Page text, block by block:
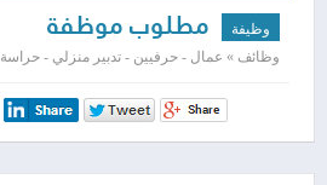
وظيفة مطلوب موظفة
وظائف » عمال - حرفيين - تدبير منزلي - حراسة